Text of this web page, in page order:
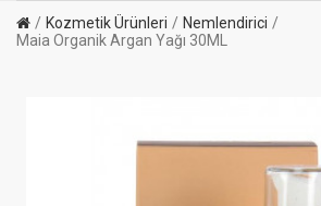
Kozmetik Ürünleri
Nemlendirici
Maia Organik Argan Yağı 30ML